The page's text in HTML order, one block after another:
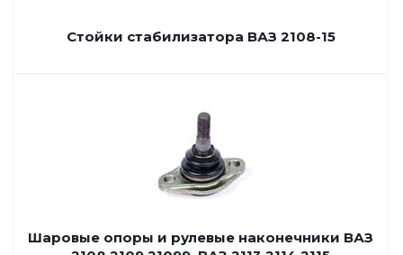
Стойки стабилизатора ВАЗ 2108-15
Шаровые опоры и рулевые наконечники ВАЗ